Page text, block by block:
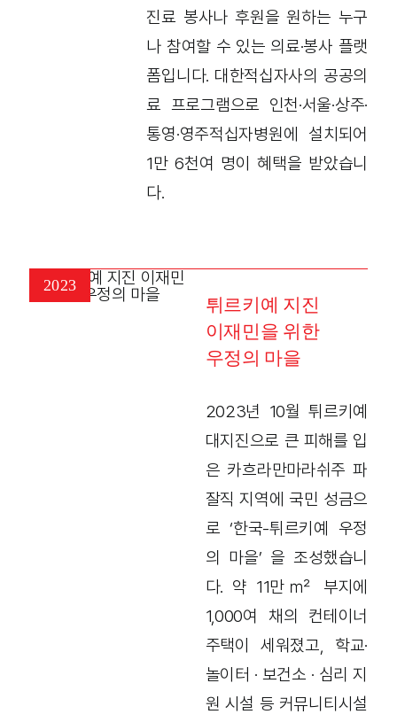
진료 봉사나 후원을 원하는 누구
나 참여할 수 있는 의료·봉사 플랫
폼입니다. 대한적십자사의 공공의
료 프로그램으로 인천·서울·상주·
통영·영주적십자병원에 설치되어
1만 6천여 명이 혜택을 받았습니
다.
2023
튀르키예 지진
이재민을 위한
우정의 마을
2023년 10월 튀르키예
대지진으로 큰 피해를 입
은 카흐라만마라쉬주 파
잘직 지역에 국민 성금으
로 ‘한국-튀르키예 우정
의 마을’ 을 조성했습니
다. 약 11만㎡ 부지에
1,000여 채의 컨테이너
주택이 세워졌고, 학교·
놀이터 · 보건소 · 심리 지
원 시설 등 커뮤니티시설